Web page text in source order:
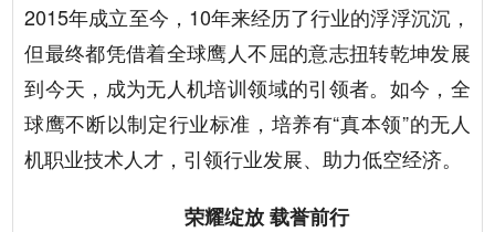
2015年成立至今，10年来经历了行业的浮浮沉沉，
但最终都凭借着全球鹰人不屈的意志扭转乾坤发展
到今天，成为无人机培训领域的引领者。如今，全
球鹰不断以制定行业标准，培养有“真本领”的无人
机职业技术人才，引领行业发展、助力低空经济。
荣耀绽放 载誉前行